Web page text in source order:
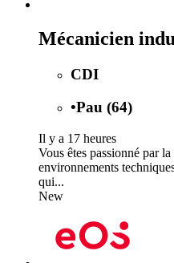
Mécanicien
CDI
•Pau (64)
Il y a 17 heures
Vous êtes passionné par
environnements
qui...
New